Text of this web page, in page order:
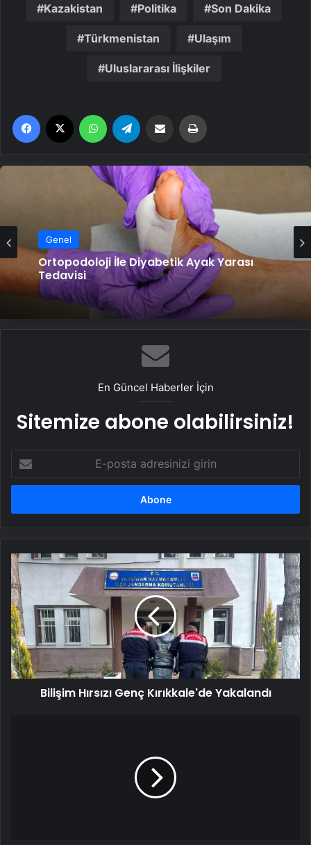
Kazakistan Politika Son Dakika
Türkmenistan Ulaşım
Uluslararası İlişkiler
Facebook WhatsApp Email'den paylaş
Genel
Ortopodoloji İle Diyabetik Ayak Yarası
Tedavisi
En Güncel Haberler İçin
Sitemize abone olabilirsiniz!
posta
adresinizi
Bilişim
Hırsızı
Genç
Kırıkkale'de
Yakalandı
Bilişim Hırsızı Genç Kırıkkale'de Yakalandı